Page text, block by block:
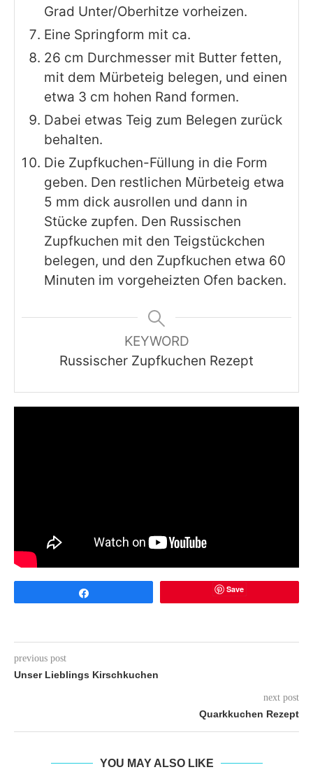
Grad Unter/Oberhitze vorheizen.
Eine Springform mit ca.
26 cm Durchmesser mit Butter fetten,
mit dem Mürbeteig belegen, und einen
etwa 3 cm hohen Rand formen.
Dabei etwas Teig zum Belegen zurück
behalten.
Die Zupfkuchen-Füllung in die Form
geben. Den restlichen Mürbeteig etwa
5 mm dick ausrollen und dann in
Stücke zupfen. Den Russischen
Zupfkuchen mit den Teigstückchen
belegen, und den Zupfkuchen etwa 60
Minuten im vorgeheizten Ofen backen.
KEYWORD
Russischer Zupfkuchen Rezept
Save
previous post
Unser Lieblings Kirschkuchen
next post
Quarkkuchen Rezept
YOU MAY ALSO LIKE